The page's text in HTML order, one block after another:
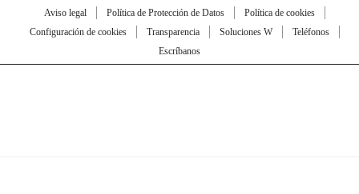
Aviso legal Política de Protección de Datos
Política de cookies
Configuración de cookies
Transparencia Soluciones W
Teléfonos
Escríbanos